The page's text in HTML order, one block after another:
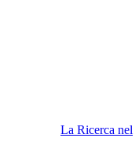
La Ricerca nel